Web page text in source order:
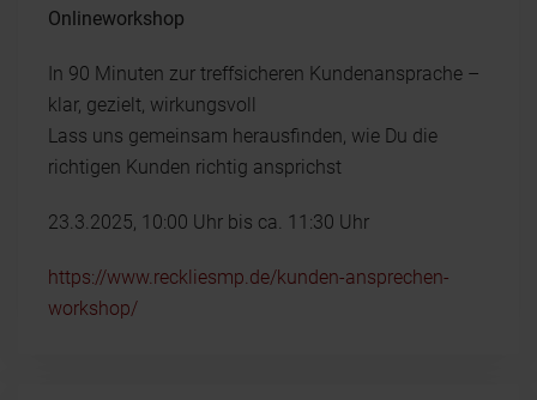
Onlineworkshop
In 90 Minuten zur treffsicheren Kundenansprache –
klar, gezielt, wirkungsvoll
Lass uns gemeinsam herausfinden, wie Du die
richtigen Kunden richtig ansprichst
23.3.2025, 10:00 Uhr bis ca. 11:30 Uhr
https://www.reckliesmp.de/kunden-ansprechen-
workshop/